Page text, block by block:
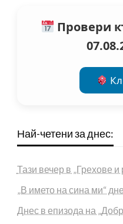
Провери
Най-четени за днес:
Тази вечер в „Грехове
„В името на сина ми“
Днес в епизода на